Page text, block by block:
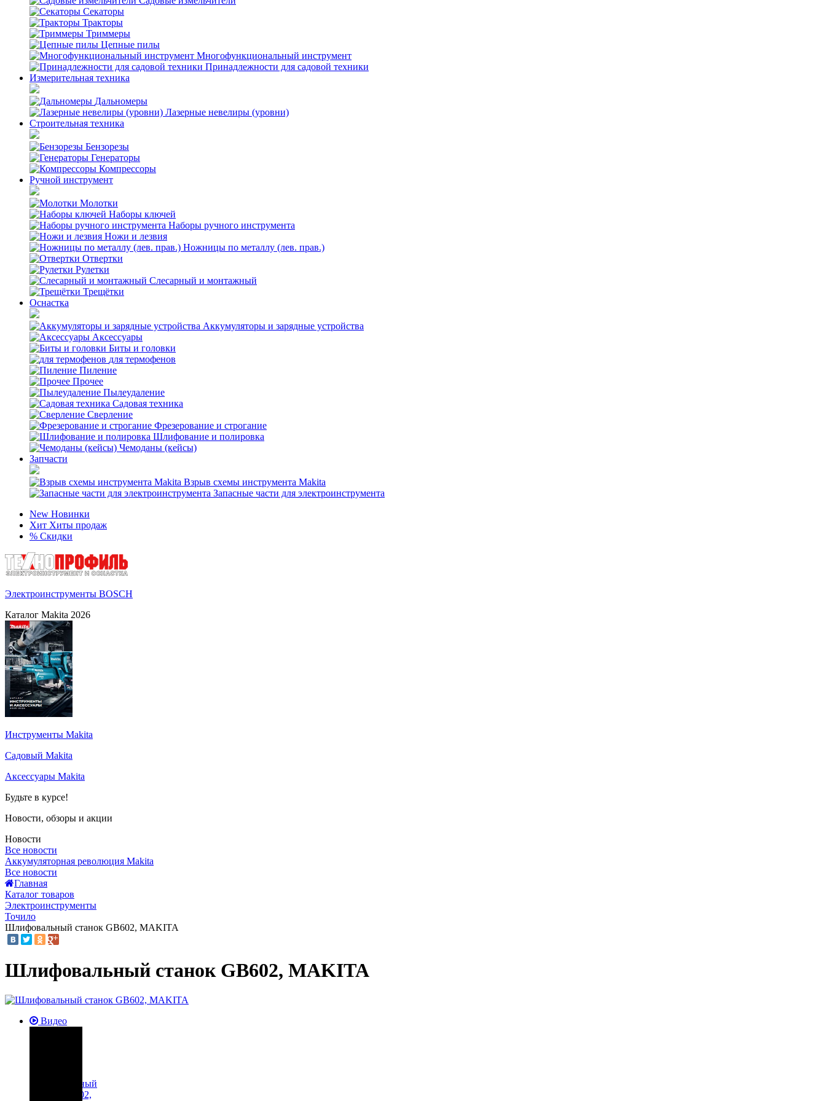
Секаторы
Тракторы
Триммеры
Цепные пилы
Многофункциональный инструмент
Принадлежности для садовой техники
Измерительная техника
Дальномеры
Лазерные невелиры (уровни)
Строительная техника
Бензорезы
Генераторы
Компрессоры
Ручной инструмент
Молотки
Наборы ключей
Наборы ручного инструмента
Ножи и лезвия
Ножницы по металлу (лев. прав.)
Отвертки
Рулетки
Слесарный и монтажный
Трещётки
Оснастка
Аккумуляторы и зарядные устройства
Аксессуары
Биты и головки
для термофенов
Пиление
Прочее
Пылеудаление
Садовая техника
Сверление
Фрезерование и строгание
Шлифование и полировка
Чемоданы (кейсы)
Запчасти
Взрыв схемы инструмента Makita
Запасные части для электроинструмента
New Новинки
Хит Хиты продаж
% Скидки
Электроинструменты BOSCH
Каталог Makita 2026
Инструменты Makita
Садовый Makita
Аксессуары Makita
Будьте в курсе!
Новости, обзоры и акции
Новости
Все новости
Аккумуляторная революция Makita
Все новости
Главная
Каталог товаров
Электроинструменты
Точило
Шлифовальный станок GB602, MAKITA
Шлифовальный станок GB602, MAKITA
Видео